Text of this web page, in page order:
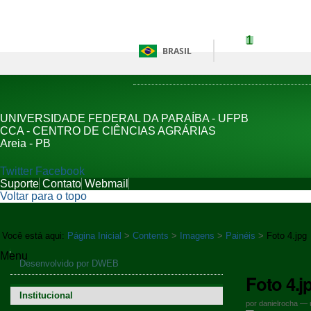
Ir para o conteúdo 1
BRASIL
UNIVERSIDADE FEDERAL DA PARAÍBA - UFPB
CCA - CENTRO DE CIÊNCIAS AGRÁRIAS
Areia - PB
Twitter Facebook
Suporte Contato Webmail
Você está aqui: Página Inicial >Contents > Imagens > Painéis > Foto 4.jpg
Menu
Navegação
Desenvolvido por DWEB
Institucional
Foto
pordanielrocha —
Voltar para o topo